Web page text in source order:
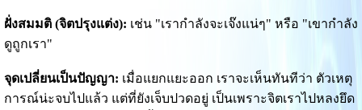
ฝั่งสมมติ (จิตปรุงแต่ง): เช่น "เรากำลังจะเจ๊งแน่ๆ" หรือ "เขากำลัง
ดูถูกเรา"
จุดเปลี่ยนเป็นปัญญา: เมื่อแยกแยะออก เราจะเห็นทันทีว่า ตัวเหตุ
การณ์น่ะจบไปแล้ว แต่ที่ยังเจ็บปวดอยู่ เป็นเพราะจิตเราไปหลงยึด